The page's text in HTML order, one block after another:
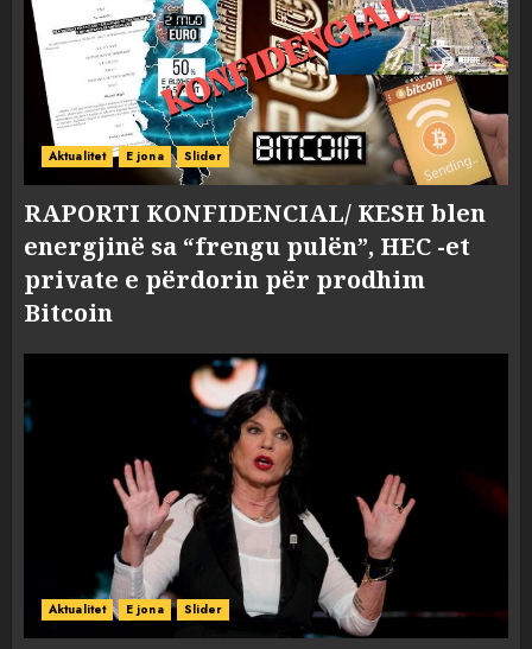
Aktualitet E jona Slider
RAPORTI KONFIDENCIAL/ KESH blen
energjinë sa “frengu pulën”, HEC -et
private e përdorin për prodhim
Bitcoin
Aktualitet E jona Slider